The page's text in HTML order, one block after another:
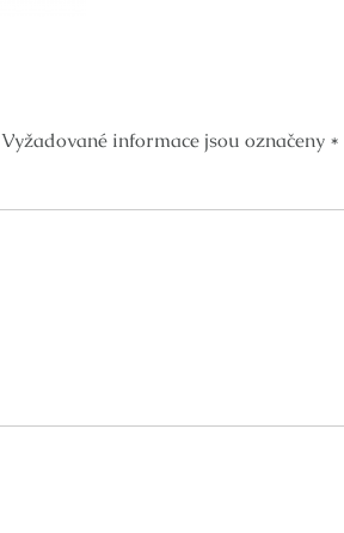
Vyžadované informace jsou označeny *